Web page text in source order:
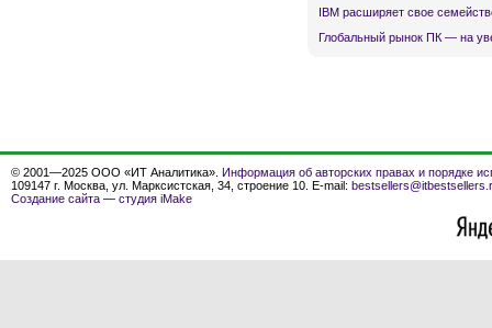
IBM расширяет свое
Глобальный рынок ПК — на
© 2001—2025 ООО «ИТ Аналитика». Информация об авторских правах и порядке
109147 г. Москва, ул. Марксистская, 34, строение 10. E-mail:
Создание сайта — студия iMake